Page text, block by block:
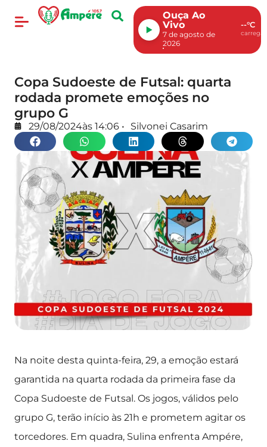
Ouça Ao
Vivo
7 de agosto de
2026
--°C
Copa Sudoeste de Futsal: quarta
rodada promete emoções no
grupo G
29/08/2024às 14:06 • Silvonei Casarim
Na noite desta quinta-feira, 29, a emoção estará
garantida na quarta rodada da primeira fase da
Copa Sudoeste de Futsal. Os jogos, válidos pelo
grupo G, terão início às 21h e prometem agitar os
torcedores. Em quadra, Sulina enfrenta Ampére,